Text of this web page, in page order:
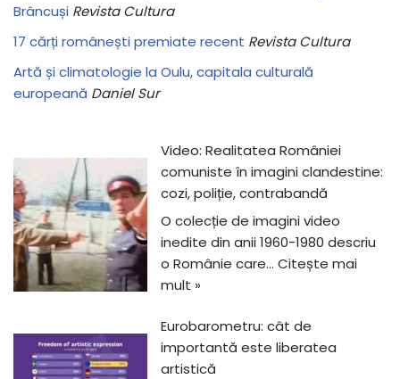
Brâncuși Revista Cultura
17 cărți românești premiate recent Revista Cultura
Artă și climatologie la Oulu, capitala culturală
europeană Daniel Sur
Video: Realitatea României
comuniste în imagini clandestine:
cozi, poliție, contrabandă
O colecție de imagini video
inedite din anii 1960-1980 descriu
o Românie care… Citește mai
mult »
Eurobarometru: cât de
importantă este liberatea
artistică